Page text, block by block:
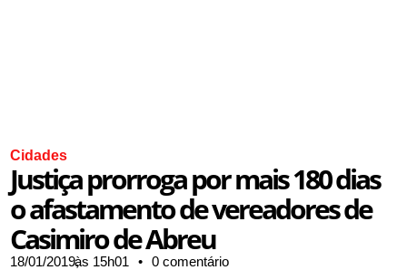
Cidades
Justiça prorroga por mais 180 dias
o afastamento de vereadores de
Casimiro de Abreu
18/01/2019,às 15h01 • 0 comentário